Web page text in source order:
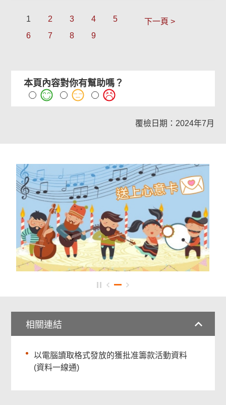
1 2 3 4
5
6
7 8 9
下一頁 >
本頁內容對你有幫助嗎？
覆檢日期：2024年7月
相關連結
以電腦讀取格式發放的獲批准籌款活動資料
(資料一線通)